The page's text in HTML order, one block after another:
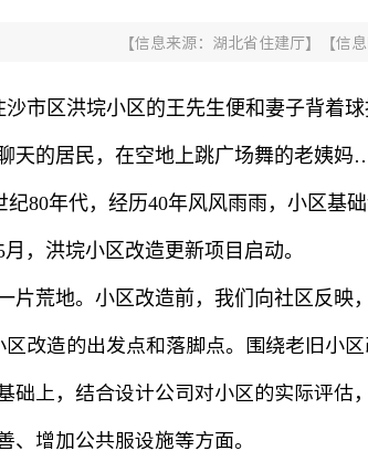
【信息来源： 湖北省住建厅】 【信
沙市区洪垸小区的王先生便和妻子背着
天的居民，在空地上跳广场舞的老姨妈
纪80年代，经历40年风风雨雨，小区基
月，洪垸小区改造更新项目启动。
片荒地。小区改造前，我们向社区反映
改造的出发点和落脚点。围绕老旧小
础上，结合设计公司对小区的实际评
、增加公共服设施等方面。